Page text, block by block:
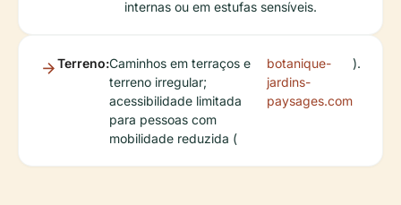
internas ou em estufas sensíveis.
Terreno:Caminhos em terraços e
terreno irregular;
acessibilidade limitada
para pessoas com
mobilidade reduzida (
botanique-
jardins-
paysages.com
).